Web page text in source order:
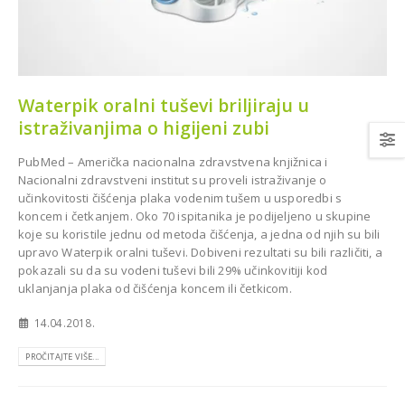
Waterpik oralni tuševi briljiraju u
istraživanjima o higijeni zubi
PubMed – Američka nacionalna zdravstvena knjižnica i
Nacionalni zdravstveni institut su proveli istraživanje o
učinkovitosti čišćenja plaka vodenim tušem u usporedbi s
koncem i četkanjem. Oko 70 ispitanika je podijeljeno u skupine
koje su koristile jednu od metoda čišćenja, a jedna od njih su bili
upravo Waterpik oralni tuševi. Dobiveni rezultati su bili različiti, a
pokazali su da su vodeni tuševi bili 29% učinkovitiji kod
uklanjanja plaka od čišćenja koncem ili četkicom.
14.04.2018.
PROČITAJTE VIŠE...
oprema za
ordinaciju dr.
Livnu
stomatološku
Diplomat Dental MODEL
ONE za Dom zdravlja u
BIJELJINA